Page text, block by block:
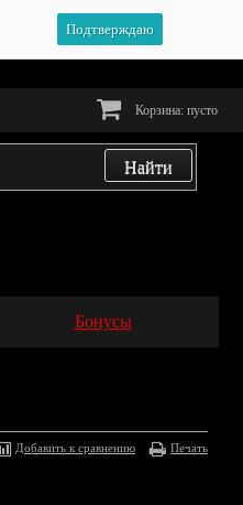
Подтверждаю
Корзина: пусто
Бонусы
Добавить к сравнению Печать